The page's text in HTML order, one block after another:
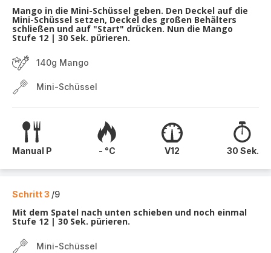
Mango in die Mini-Schüssel geben. Den Deckel auf die
Mini-Schüssel setzen, Deckel des großen Behälters
schließen und auf "Start" drücken. Nun die Mango
Stufe 12 | 30 Sek. pürieren.
140g Mango
Mini-Schüssel
Manual P - °C V12 30 Sek.
Schritt 3 /9
Mit dem Spatel nach unten schieben und noch einmal
Stufe 12 | 30 Sek. pürieren.
Mini-Schüssel